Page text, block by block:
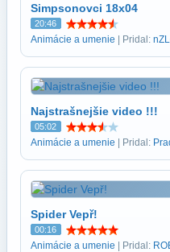
Simpsonovci 18x04
20:46
Animácie a umenie | Pridal:
Najstrašnejšie video !!!
05:02
Animácie a umenie | Pridal:
Spider Vepř!
00:16
Animácie a umenie | Pridal: